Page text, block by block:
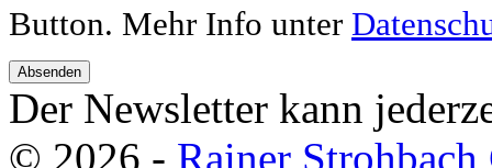
Button. Mehr Info unter
Absenden
Der Newsletter kann
© 2026 - Rainer